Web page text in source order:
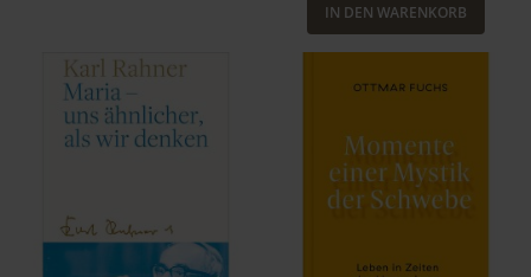
IN DEN WARENKORB